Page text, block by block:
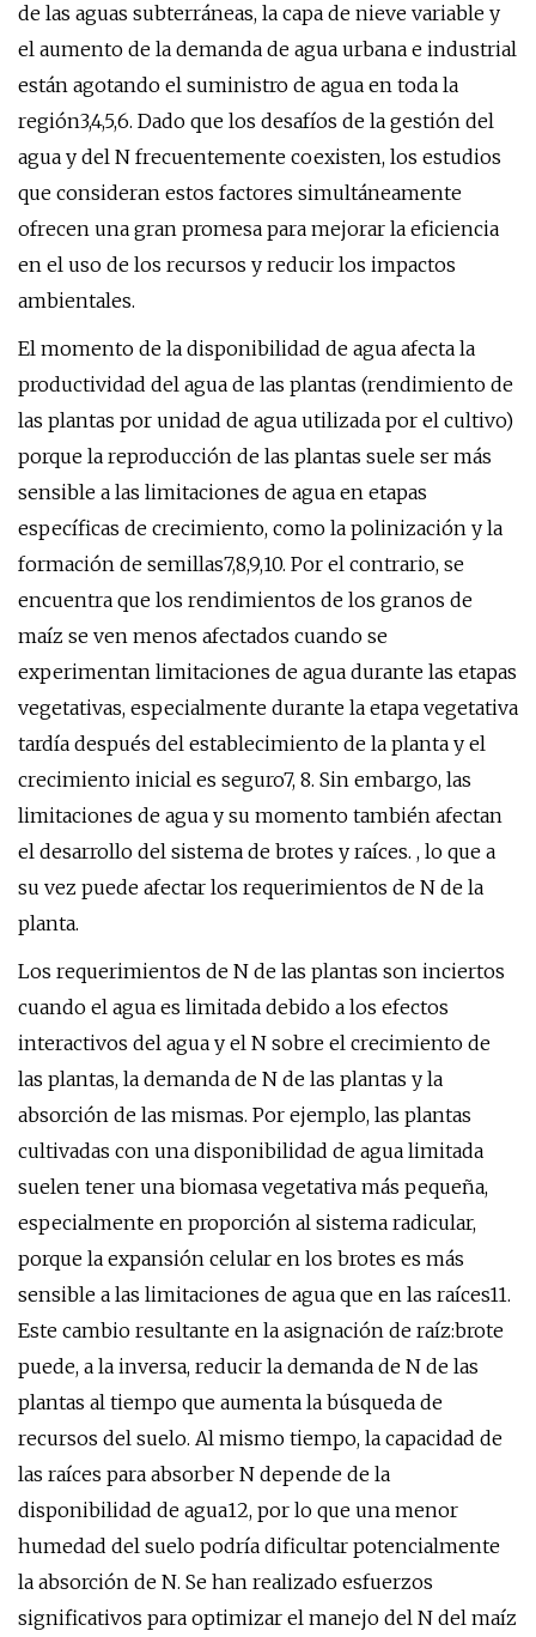
de las aguas subterráneas, la capa de nieve variable y
el aumento de la demanda de agua urbana e industrial
están agotando el suministro de agua en toda la
región3,4,5,6. Dado que los desafíos de la gestión del
agua y del N frecuentemente coexisten, los estudios
que consideran estos factores simultáneamente
ofrecen una gran promesa para mejorar la eficiencia
en el uso de los recursos y reducir los impactos
ambientales.
El momento de la disponibilidad de agua afecta la
productividad del agua de las plantas (rendimiento de
las plantas por unidad de agua utilizada por el cultivo)
porque la reproducción de las plantas suele ser más
sensible a las limitaciones de agua en etapas
específicas de crecimiento, como la polinización y la
formación de semillas7,8,9,10. Por el contrario, se
encuentra que los rendimientos de los granos de
maíz se ven menos afectados cuando se
experimentan limitaciones de agua durante las etapas
vegetativas, especialmente durante la etapa vegetativa
tardía después del establecimiento de la planta y el
crecimiento inicial es seguro7, 8. Sin embargo, las
limitaciones de agua y su momento también afectan
el desarrollo del sistema de brotes y raíces. , lo que a
su vez puede afectar los requerimientos de N de la
planta.
Los requerimientos de N de las plantas son inciertos
cuando el agua es limitada debido a los efectos
interactivos del agua y el N sobre el crecimiento de
las plantas, la demanda de N de las plantas y la
absorción de las mismas. Por ejemplo, las plantas
cultivadas con una disponibilidad de agua limitada
suelen tener una biomasa vegetativa más pequeña,
especialmente en proporción al sistema radicular,
porque la expansión celular en los brotes es más
sensible a las limitaciones de agua que en las raíces11.
Este cambio resultante en la asignación de raíz:brote
puede, a la inversa, reducir la demanda de N de las
plantas al tiempo que aumenta la búsqueda de
recursos del suelo. Al mismo tiempo, la capacidad de
las raíces para absorber N depende de la
disponibilidad de agua12, por lo que una menor
humedad del suelo podría dificultar potencialmente
la absorción de N. Se han realizado esfuerzos
significativos para optimizar el manejo del N del maíz